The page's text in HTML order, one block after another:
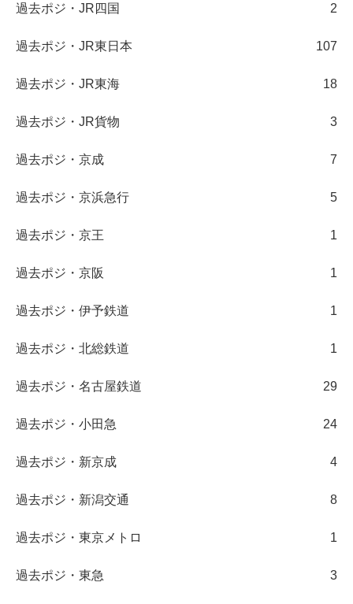
過去ポジ・JR四国 2
過去ポジ・JR東日本 107
過去ポジ・JR東海 18
過去ポジ・JR貨物 3
過去ポジ・京成 7
過去ポジ・京浜急行 5
過去ポジ・京王 1
過去ポジ・京阪 1
過去ポジ・伊予鉄道 1
過去ポジ・北総鉄道 1
過去ポジ・名古屋鉄道 29
過去ポジ・小田急 24
過去ポジ・新京成 4
過去ポジ・新潟交通 8
過去ポジ・東京メトロ 1
過去ポジ・東急 3